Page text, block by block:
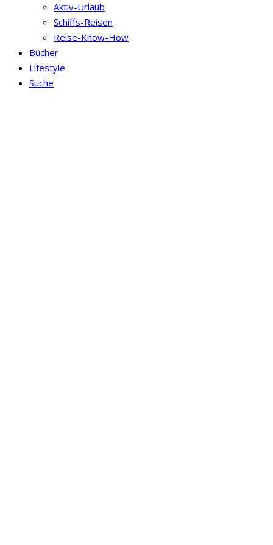
Aktiv-Urlaub
Schiffs-Reisen
Reise-Know-How
Bücher
Lifestyle
Suche